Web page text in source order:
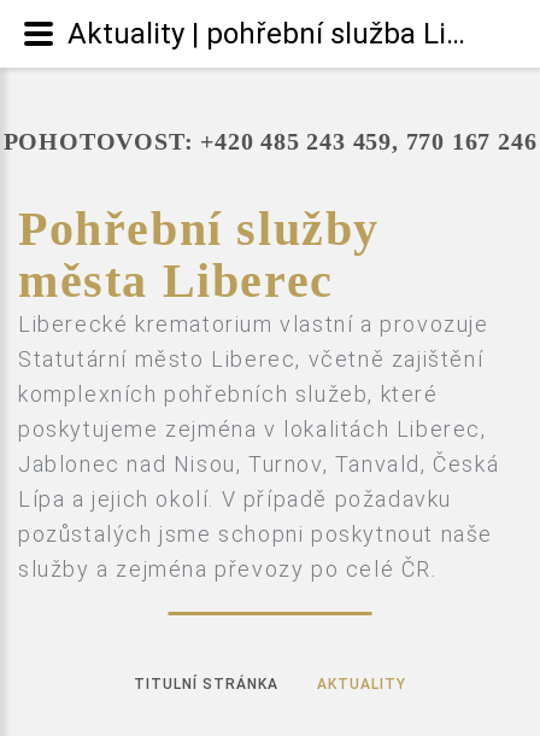
POHOTOVOST: +420 485 243 459, 770 167 246
Pohřební služby
města Liberec
Liberecké krematorium vlastní a provozuje
Statutární město Liberec, včetně zajištění
komplexních pohřebních služeb, které
poskytujeme zejména v lokalitách Liberec,
Jablonec nad Nisou, Turnov, Tanvald, Česká
Lípa a jejich okolí. V případě požadavku
pozůstalých jsme schopni poskytnout naše
služby a zejména převozy po celé ČR.
TITULNÍ STRÁNKA AKTUALITY
Aktuality | pohřební služba Liberec - Results from #33